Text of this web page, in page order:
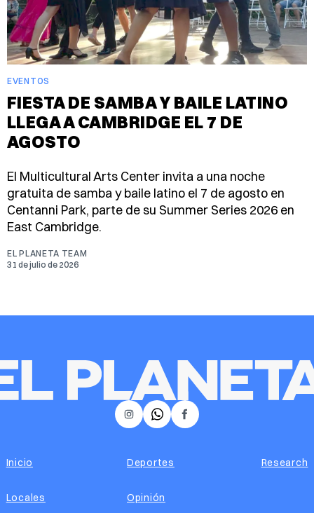
EVENTOS
FIESTA DE SAMBA Y BAILE LATINO
LLEGA A CAMBRIDGE EL 7 DE
AGOSTO
El Multicultural Arts Center invita a una noche
gratuita de samba y baile latino el 7 de agosto en
Centanni Park, parte de su Summer Series 2026 en
East Cambridge.
EL PLANETA TEAM
31 de julio de 2026
𝕏 Facebook
Instagram
Inicio
Locales
Deportes
Opinión
Research